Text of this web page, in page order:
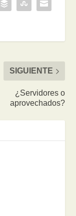
SIGUIENTE
¿Servidores o
aprovechados?